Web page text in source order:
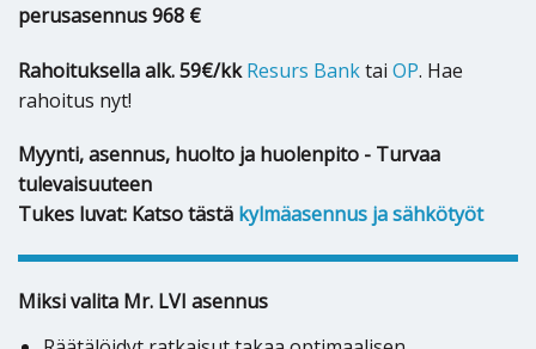
perusasennus 968 €
Rahoituksella alk. 59€/kk Resurs Banktai OP. Hae
rahoitus nyt!
Myynti, asennus, huolto ja huolenpito - Turvaa
tulevaisuuteen
Tukes luvat: Katso tästä kylmäasennus ja sähkötyöt
Miksi valita Mr. LVI asennus